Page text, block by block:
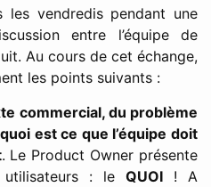
vendredis pendant une
entre l’équipe de
Au cours de cet échange,
les points suivants :
commercial, du problème
est ce que l’équipe doit
. Le Product Owner présente
utilisateurs : le QUOI ! A